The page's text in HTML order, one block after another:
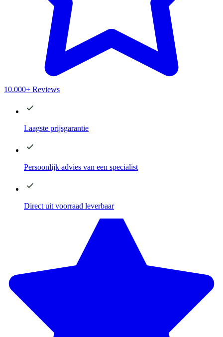
10.000+ Reviews
Laagste prijsgarantie
Persoonlijk advies van een specialist
Direct uit voorraad leverbaar